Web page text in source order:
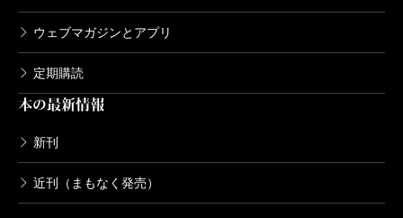
ウェブマガジンとアプリ
定期購読
本の最新情報
新刊
近刊（まもなく発売）